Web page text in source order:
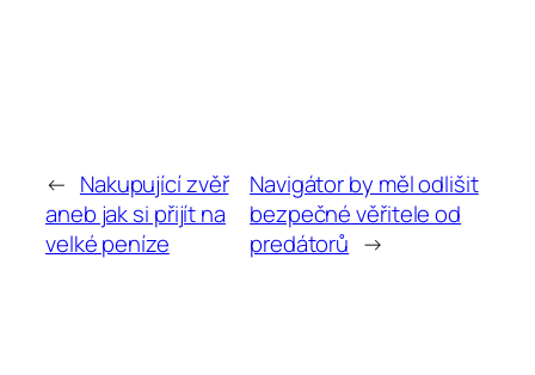
← Nakupující zvěř
aneb jak si přijít na
velké peníze
Navigátor by měl odlišit
bezpečné věřitele od
predátorů →